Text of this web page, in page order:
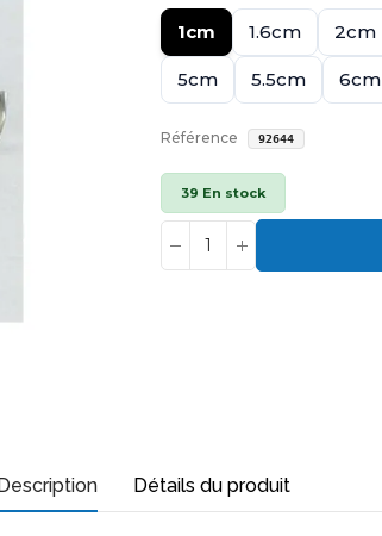
1cm 1.6cm 2cm
5cm 5.5cm 6cm
Référence 92644
39 En stock
Détails du produit